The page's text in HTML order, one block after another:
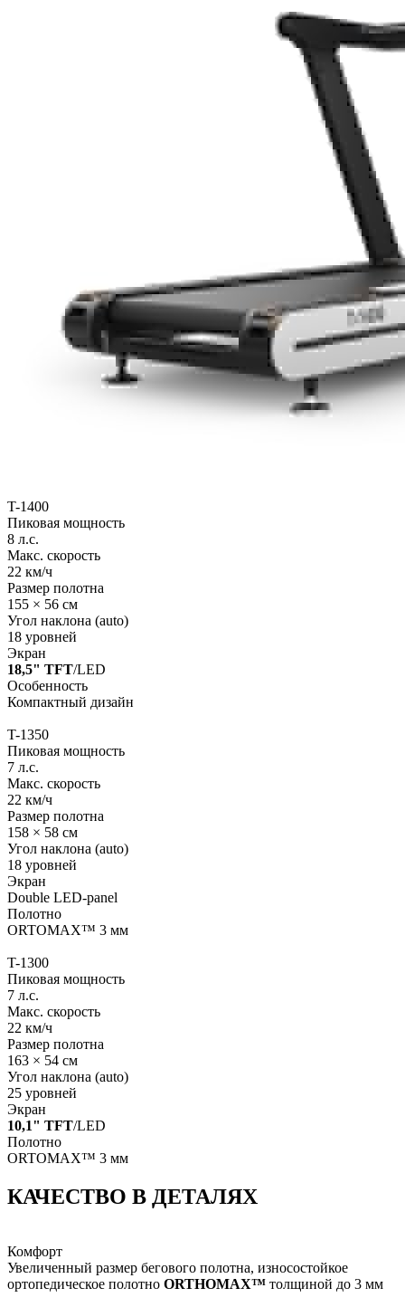
T-1400
Пиковая мощность
8 л.с.
Макс. скорость
22 км/ч
Размер полотна
155 × 56 см
Угол наклона (auto)
18 уровней
Экран
18,5" TFT/LED
Особенность
Компактный дизайн
T-1350
Пиковая мощность
7 л.с.
Макс. скорость
22 км/ч
Размер полотна
158 × 58 см
Угол наклона (auto)
18 уровней
Экран
Double LED-panel
Полотно
ORTOMAX™ 3 мм
T-1300
Пиковая мощность
7 л.с.
Макс. скорость
22 км/ч
Размер полотна
163 × 54 см
Угол наклона (auto)
25 уровней
Экран
10,1" TFT/LED
Полотно
ORTOMAX™ 3 мм
КАЧЕСТВО В ДЕТАЛЯХ
Комфорт
Увеличенный размер бегового полотна, износостойкое
ортопедическое полотно ORTHOMAX™ толщиной до 3 мм